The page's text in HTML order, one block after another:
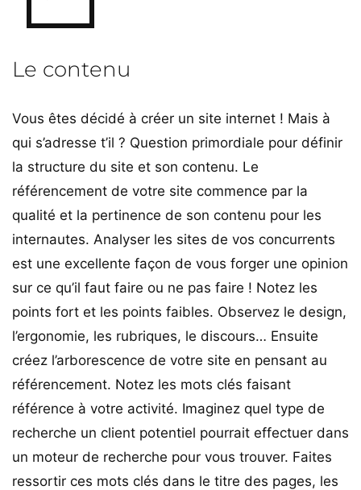
Le contenu
Vous êtes décidé à créer un site internet ! Mais à
qui s’adresse t’il ? Question primordiale pour définir
la structure du site et son contenu. Le
référencement de votre site commence par la
qualité et la pertinence de son contenu pour les
internautes. Analyser les sites de vos concurrents
est une excellente façon de vous forger une opinion
sur ce qu’il faut faire ou ne pas faire ! Notez les
points fort et les points faibles. Observez le design,
l’ergonomie, les rubriques, le discours… Ensuite
créez l’arborescence de votre site en pensant au
référencement. Notez les mots clés faisant
référence à votre activité. Imaginez quel type de
recherche un client potentiel pourrait effectuer dans
un moteur de recherche pour vous trouver. Faites
ressortir ces mots clés dans le titre des pages, les